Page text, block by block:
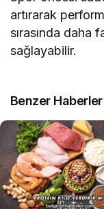
artırarak
sırasında daha
sağlayabilir.
Benzer Haberler